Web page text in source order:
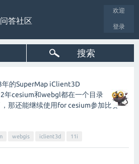
欢迎
登录
答社区
搜索
的SuperMap iClient3D
年cesium和webgl都在一个目录
那还能继续使用for cesium参加比赛
webgis iclient3d 11i